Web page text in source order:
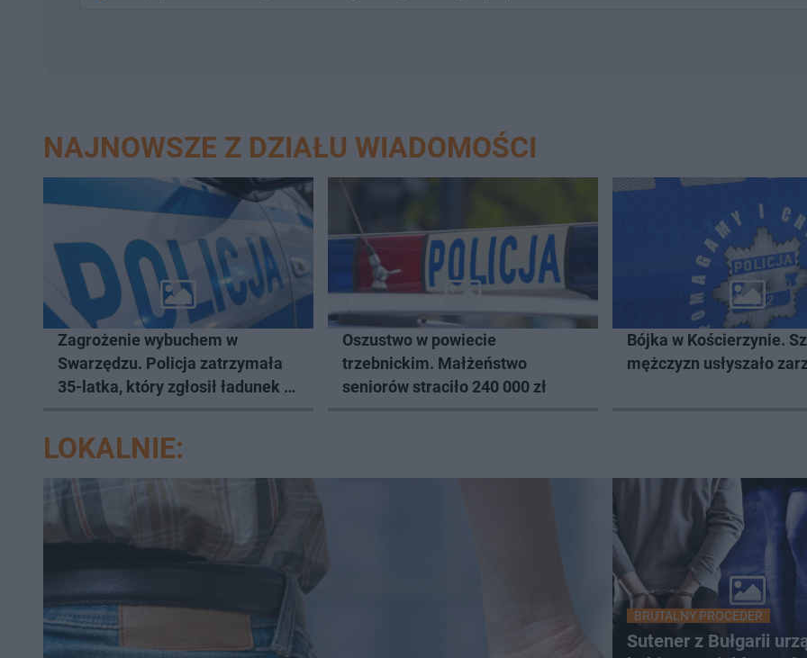
NAJNOWSZE Z DZIAŁU WIADOMOŚCI
Zagrożenie wybuchem w
Swarzędzu. Policja zatrzymała
35-latka, który zgłosił ładunek w
Oszustwo w powiecie
trzebnickim. Małżeństwo
seniorów straciło 240 000 zł
Bójka w Kościerzynie.
mężczyzn usłyszało
LOKALNIE:
BRUTALNY PROCEDER
Sutener z Bułgarii